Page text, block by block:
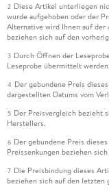
2 Diese Artikel unterliegen
wurde aufgehoben oder der
Alternative wird Ihnen auf der
beziehen sich auf den
3 Durch Öffnen der
Leseprobe übermittelt werden.
4 Der gebundene Preis
dargestellten Datums vom
5 Der Preisvergleich bezieht
Herstellers.
6 Der gebundene Preis
Preissenkungen beziehen
7 Die Preisbindung dieses
beziehen sich auf den letzten